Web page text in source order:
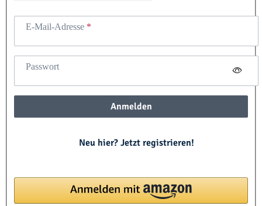
E-Mail-Adresse
Passwort
Anmelden
Neu hier? Jetzt registrieren!